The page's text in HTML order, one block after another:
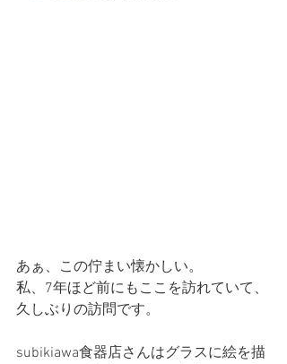
あぁ、この佇まい懐かしい。
私、7年ほど前にもここを訪れていて、
久しぶりの訪問です。
subikiawa食器店さんはグラスに絵を描